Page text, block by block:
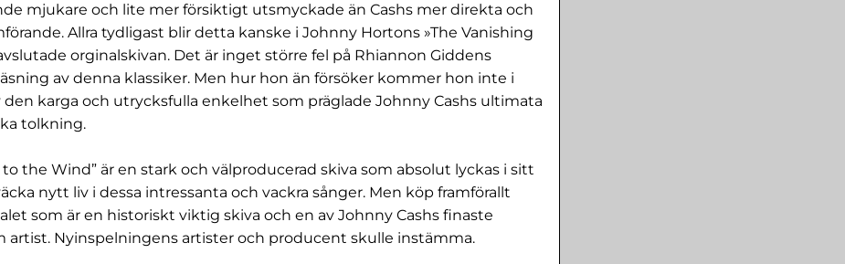
mjukare och lite mer försiktigt utsmyckade än Cashs mer direkta och
Allra tydligast blir detta kanske i Johnny Hortons »The Vanishing
orginalskivan. Det är inget större fel på Rhiannon Giddens
av denna klassiker. Men hur hon än försöker kommer hon inte i
den karga och utrycksfulla enkelhet som präglade Johnny Cashs ultimata
tolkning.
to the Wind” är en stark och välproducerad skiva som absolut lyckas i sitt
nytt liv i dessa intressanta och vackra sånger. Men köp framförallt
som är en historiskt viktig skiva och en av Johnny Cashs finaste
artist. Nyinspelningens artister och producent skulle instämma.